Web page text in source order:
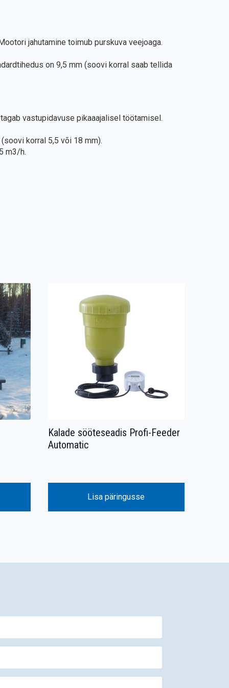
jahutamine toimub purskuva veejoaga.
on 9,5 mm (soovi korral saab tellida
vastupidavuse pikaaajalisel töötamisel.
korral 5,5 või 18 mm).
m3/h.
Kalade sööteseadis Profi-Feeder
Automatic
Lisa päringusse